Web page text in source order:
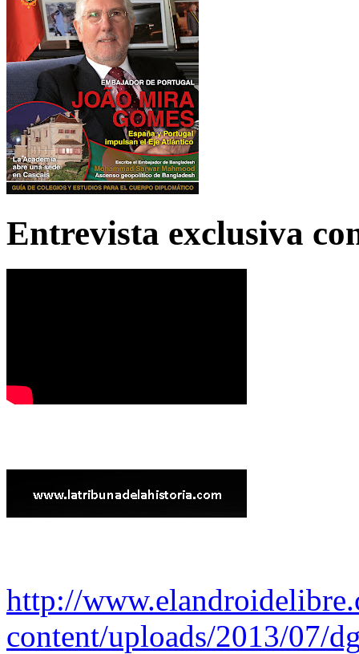
Entrevista exclusiva
http://
content/uploads/2013/07/